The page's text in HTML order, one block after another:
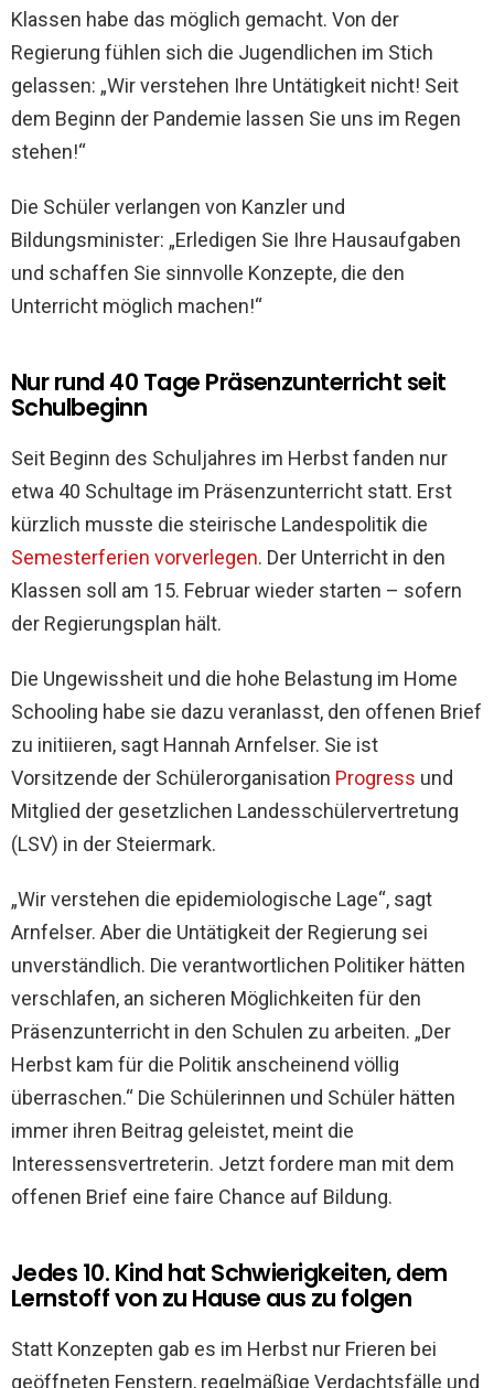
Klassen habe das möglich gemacht. Von der
Regierung fühlen sich die Jugendlichen im Stich
gelassen: „Wir verstehen Ihre Untätigkeit nicht! Seit
dem Beginn der Pandemie lassen Sie uns im Regen
stehen!“
Die Schüler verlangen von Kanzler und
Bildungsminister: „Erledigen Sie Ihre Hausaufgaben
und schaffen Sie sinnvolle Konzepte, die den
Unterricht möglich machen!“
Nur rund 40 Tage Präsenzunterricht seit
Schulbeginn
Seit Beginn des Schuljahres im Herbst fanden nur
etwa 40 Schultage im Präsenzunterricht statt. Erst
kürzlich musste die steirische Landespolitik die
Semesterferien vorverlegen. Der Unterricht in den
Klassen soll am 15. Februar wieder starten – sofern
der Regierungsplan hält.
Die Ungewissheit und die hohe Belastung im Home
Schooling habe sie dazu veranlasst, den offenen Brief
zu initiieren, sagt Hannah Arnfelser. Sie ist
Vorsitzende der Schülerorganisation Progress und
Mitglied der gesetzlichen Landesschülervertretung
(LSV) in der Steiermark.
„Wir verstehen die epidemiologische Lage“, sagt
Arnfelser. Aber die Untätigkeit der Regierung sei
unverständlich. Die verantwortlichen Politiker hätten
verschlafen, an sicheren Möglichkeiten für den
Präsenzunterricht in den Schulen zu arbeiten. „Der
Herbst kam für die Politik anscheinend völlig
überraschen.“ Die Schülerinnen und Schüler hätten
immer ihren Beitrag geleistet, meint die
Interessensvertreterin. Jetzt fordere man mit dem
offenen Brief eine faire Chance auf Bildung.
Jedes 10. Kind hat Schwierigkeiten, dem
Lernstoff von zu Hause aus zu folgen
Statt Konzepten gab es im Herbst nur Frieren bei
geöffneten Fenstern, regelmäßige Verdachtsfälle und